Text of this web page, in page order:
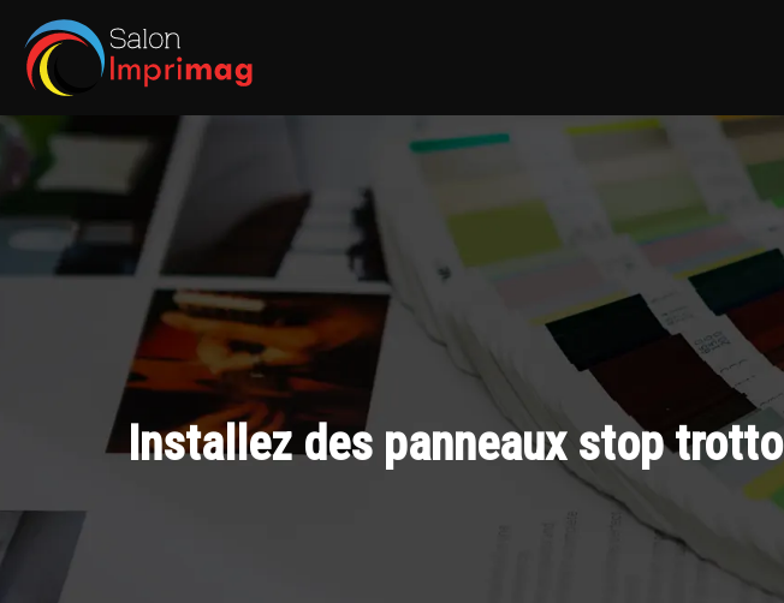
Installez des panneaux stop